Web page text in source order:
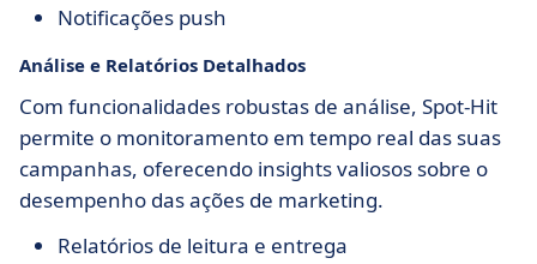
Notificações push
Análise e Relatórios Detalhados
Com funcionalidades robustas de análise, Spot-Hit
permite o monitoramento em tempo real das suas
campanhas, oferecendo insights valiosos sobre o
desempenho das ações de marketing.
Relatórios de leitura e entrega